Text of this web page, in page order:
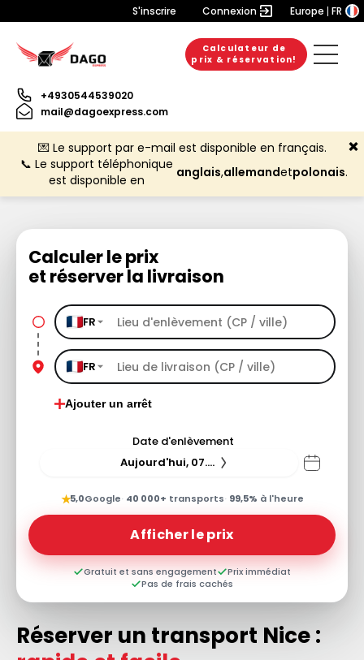
S'inscrire Connexion Europe FR
Calculateur de
prix & réservation!
+4930544539020
mail@dagoexpress.com
💌 Le support par e-mail est disponible en français.
📞 Le support téléphonique
est disponible en
anglais,allemandetpolonais.
Calculer le prix
et réserver la livraison
FR
FR
Ajouter un arrêt
Date d'enlèvement
Aujourd'hui, 07.08.26
★5,0Google· 40 000+ transports· 99,5% à l'heure
Afficher le prix
Gratuit et sans engagement
Prix immédiat
Pas de frais cachés
Réserver un transport Nice :